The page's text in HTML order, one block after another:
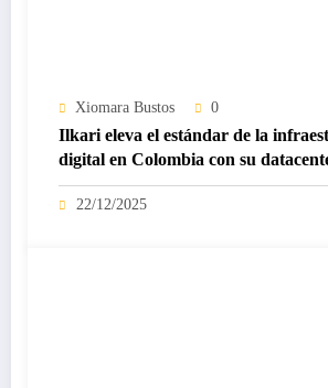
Xiomara Bustos 0
Ilkari eleva el estándar de la
digital en Colombia con su
certificado Nivel IV de ICREA
22/12/2025